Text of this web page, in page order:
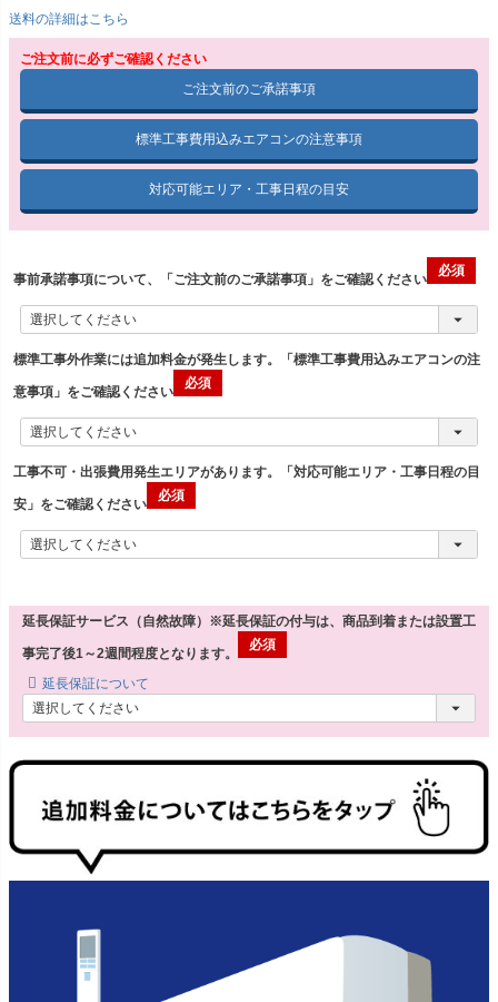
送料の詳細はこちら
ご注文前に必ずご確認ください
ご注文前のご承諾事項
標準工事費用込みエアコンの注意事項
対応可能エリア・工事日程の目安
事前承諾事項について、「ご注文前のご承諾事項」をご確認ください
標準工事外作業には追加料金が発生します。「標準工事費用込みエアコンの注
意事項」をご確認ください
工事不可・出張費用発生エリアがあります。「対応可能エリア・工事日程の目
安」をご確認ください
延長保証サービス（自然故障）※延長保証の付与は、商品到着または設置工
事完了後1～2週間程度となります。
延長保証について